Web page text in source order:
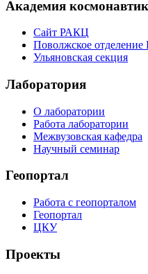
Академия
Сайт РАКЦ
Поволжское
Ульяновская секция
Лаборатория
О лаборатории
Работа лаборатории
Межвузовская кафедра
Научный семинар
Геопортал
Работа с геопорталом
Геопортал
ЦКУ
Проекты